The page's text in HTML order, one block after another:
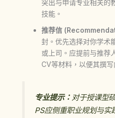
突出与申请专业相关的
技能。
推荐信
封。优先选择对你学术
或上司。应提前与推荐
CV等材料，以便其撰写
专业提示： 对于授课型
PS应侧重职业规划与实